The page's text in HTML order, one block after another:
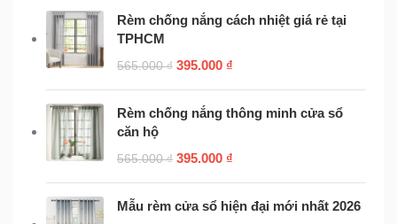
Rèm chống nắng cách nhiệt giá rẻ tại
TPHCM
565.000₫ 395.000 ₫
Rèm chống nắng thông minh cửa sổ
căn hộ
565.000₫ 395.000 ₫
Mẫu rèm cửa sổ hiện đại mới nhất 2026